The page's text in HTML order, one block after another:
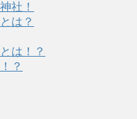
社！
は？
は！？
？